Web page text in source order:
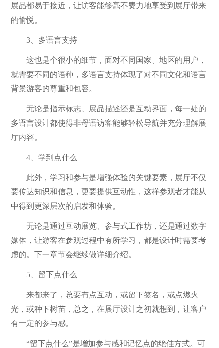
展品都易于接近，让访客能够毫不费力地享受到展厅带来
的愉悦。
3、多语言支持
这也是个很小的细节，面对不同国家、地区的用户，
就需要不同的语种，多语言支持体现了对不同文化和语言
背景游客的尊重和包容。
无论是指示标志、展品描述还是互动界面，每一处的
多语言设计都使得非母语访客能够轻松导航并充分理解展
厅内容。
4、学到点什么
此外，学习和参与是增强体验的关键要素，展厅不仅
要传达知识和信息，更要提供互动性，这样参观者才能从
中得到更深层次的启发和体验。
无论是通过互动展览、参与式工作坊，还是通过数字
媒体，让游客在参观过程中有所学习，都是设计时需要考
虑的。下一章节会继续做详细介绍。
5、留下点什么
来都来了，总要有点互动，或留下签名，或点燃火
光，或种下树苗，总之，在展厅设计之初就想到，让客户
有一定的参与感。
“留下点什么”是增加参与感和记忆点的绝佳方式。可